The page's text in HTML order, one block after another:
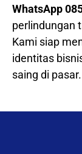
WhatsApp
perlindungan
Kami siap
identitas
saing di pasar.